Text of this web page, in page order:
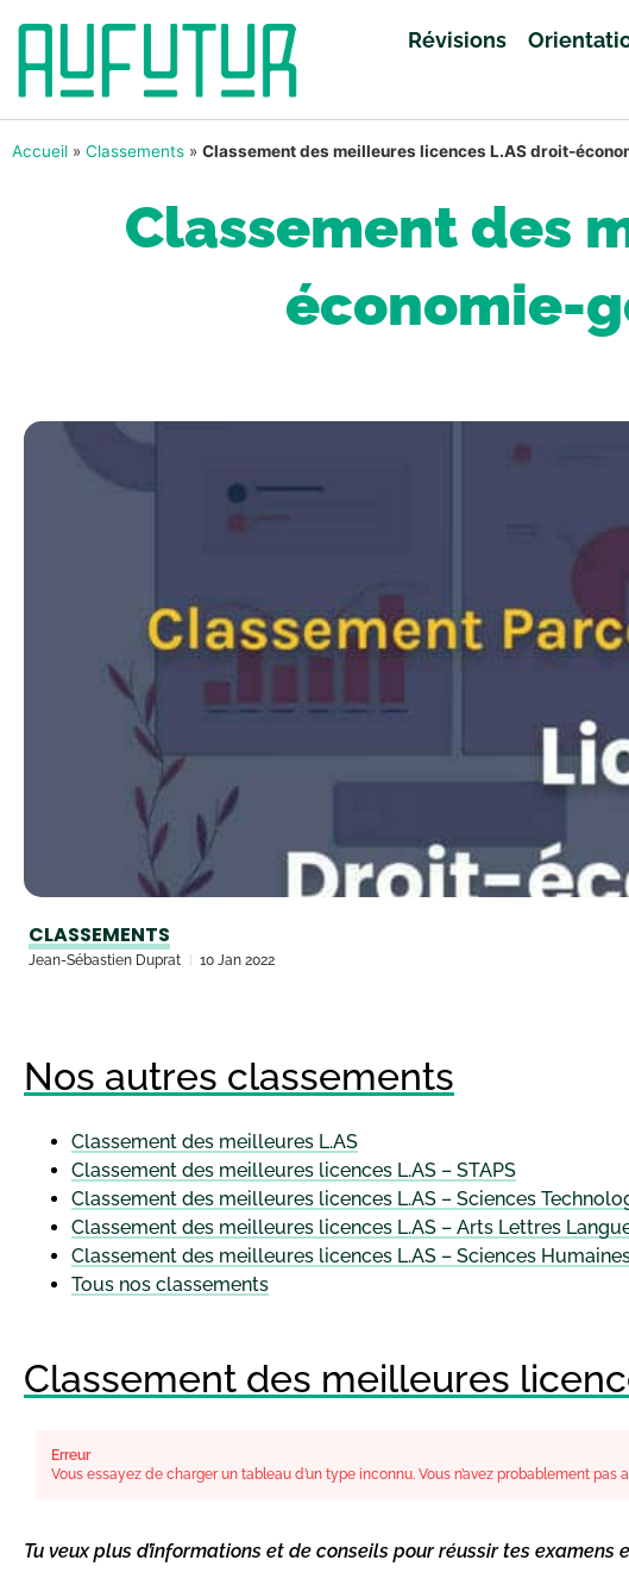
Révisions
Accueil » Classements » Classement des meilleures licences L.AS droit-
Classement des
économie-
CLASSEMENTS
Jean-Sébastien Duprat 10 Jan 2022
Nos autres classements
Classement des meilleures L.AS
Classement des meilleures licences L.AS – STAPS
Classement des meilleures licences L.AS – Sciences
Classement des meilleures licences L.AS – Arts Lettres
Classement des meilleures licences L.AS – Sciences
Tous nos classements
Classement des meilleures
Erreur
Vous essayez de charger un tableau d’un type inconnu. Vous n’avez probablement
Tu veux plus d’informations et de conseils pour réussir tes